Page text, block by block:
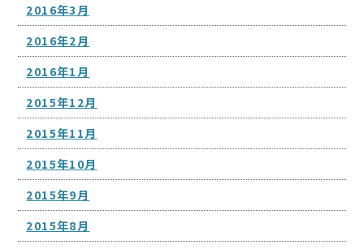
2016年3月
2016年2月
2016年1月
2015年12月
2015年11月
2015年10月
2015年9月
2015年8月